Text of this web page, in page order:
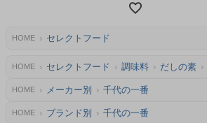
HOME セレクトフード
HOME セレクトフード 調味料 だしの素
HOME メーカー別 千代の一番
HOME ブランド別 千代の一番